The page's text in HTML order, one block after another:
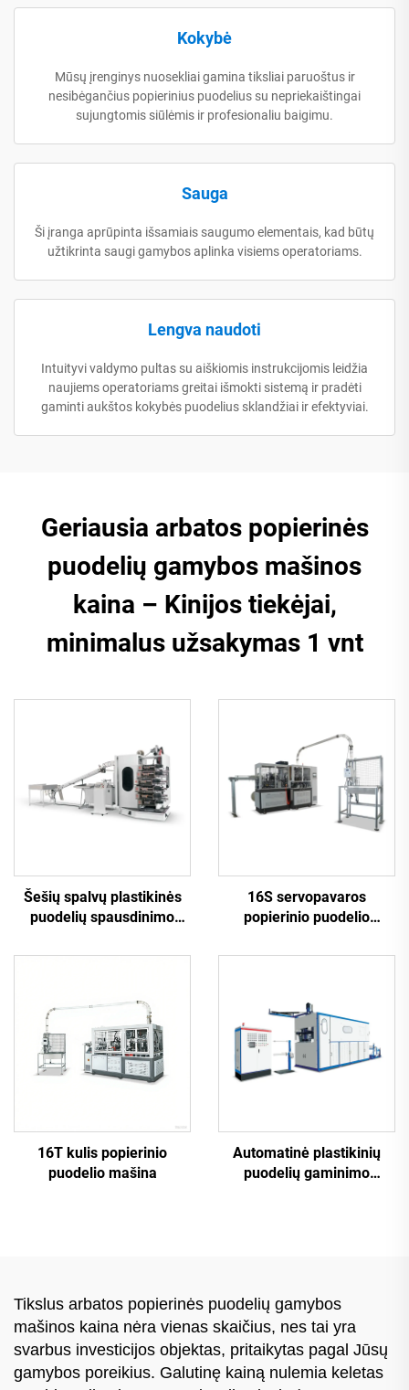
Kokybė
Mūsų įrenginys nuosekliai gamina tiksliai paruoštus ir
nesibėgančius popierinius puodelius su nepriekaištingai
sujungtomis siūlėmis ir profesionaliu baigimu.
Sauga
Ši įranga aprūpinta išsamiais saugumo elementais, kad būtų
užtikrinta saugi gamybos aplinka visiems operatoriams.
Lengva naudoti
Intuityvi valdymo pultas su aiškiomis instrukcijomis leidžia
naujiems operatoriams greitai išmokti sistemą ir pradėti
gaminti aukštos kokybės puodelius sklandžiai ir efektyviai.
Geriausia arbatos popierinės
puodelių gamybos mašinos
kaina – Kinijos tiekėjai,
minimalus užsakymas 1 vnt
Šešių spalvų plastikinės
puodelių spausdinimo
16S servopavaros
popierinio puodelio
16T kulis popierinio
puodelio mašina
Automatinė plastikinių
puodelių gaminimo
Tikslus arbatos popierinės puodelių gamybos
mašinos kaina nėra vienas skaičius, nes tai yra
svarbus investicijos objektas, pritaikytas pagal Jūsų
gamybos poreikius. Galutinę kainą nulemia keletas